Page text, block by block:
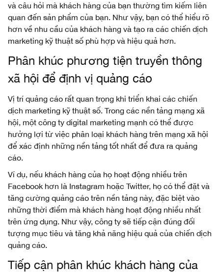
và câu hỏi mà khách hàng của bạn thường tìm kiếm liên
quan đến sản phẩm của bạn. Như vậy, bạn có thể hiểu rõ
hơn về nhu cầu của khách hàng và tạo ra các chiến dịch
marketing kỹ thuật số phù hợp và hiệu quả hơn.
Phân khúc phương tiện truyền thông
xã hội để định vị quảng cáo
Vị trí quảng cáo rất quan trọng khi triển khai các chiến
dịch marketing kỹ thuật số. Trong các nền tảng mạng xã
hội, một công ty digital marketing mạnh có thể được
hưởng lợi từ việc phân loại khách hàng trên mạng xã hội
để xác định những nền tảng tốt nhất để đưa ra quảng
cáo.
Ví dụ, nếu khách hàng của họ hoạt động nhiều trên
Facebook hơn là Instagram hoặc Twitter, họ có thể đặt và
tăng cường quảng cáo trên nền tảng này, đặc biệt vào
những thời điểm mà khách hàng hoạt động nhiều nhất
trên ứng dụng. Như vậy, công ty sẽ tiếp cận đúng đối
tượng mục tiêu và tăng khả năng hiệu quả của chiến dịch
quảng cáo.
Tiếp cận phân khúc khách hàng của